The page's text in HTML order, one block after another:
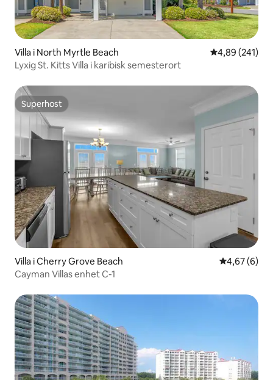
Villa i North Myrtle Beach 4,89 av 5 i
4,89 (241)
Lyxig St. Kitts Villa i karibisk semesterort
Superhost
Superhost
Villa i Cherry Grove Beach 4,67 av 5 i
4,67 (6)
Cayman Villas enhet C-1